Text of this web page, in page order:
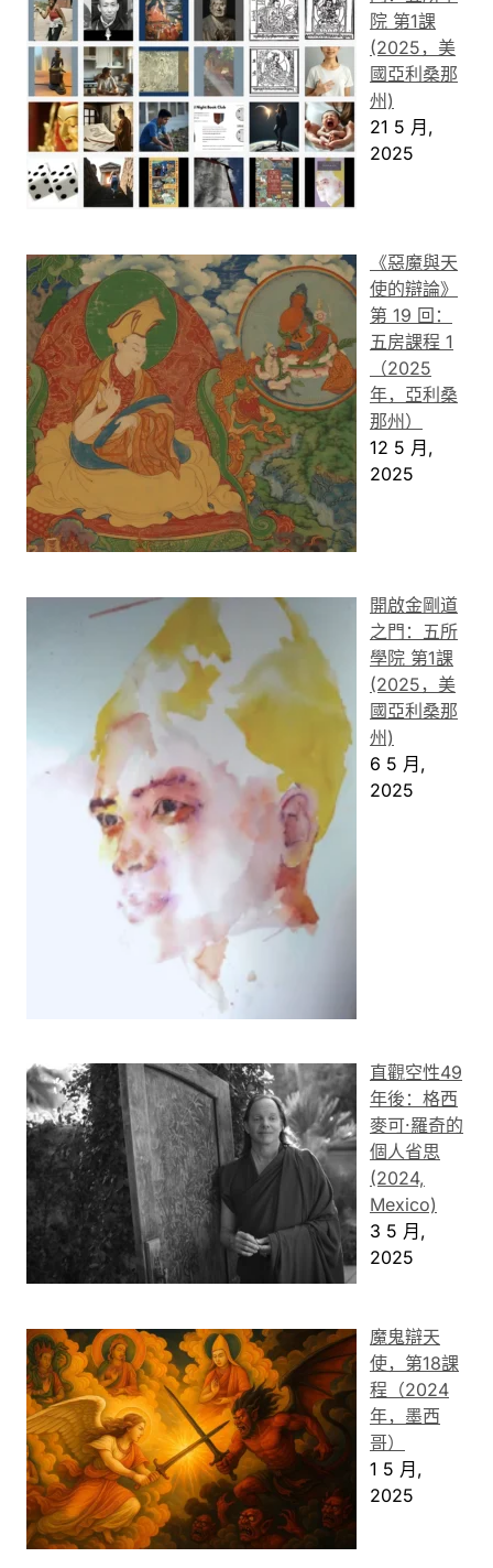
院 第1課
(2025，美
國亞利桑那
州)
21 5 月,
2025
《惡魔與天
使的辯論》
第 19 回：
五房課程 1
（2025
年，亞利桑
那州）
12 5 月,
2025
開啟金剛道
之門：五所
學院 第1課
(2025，美
國亞利桑那
州)
6 5 月,
2025
直觀空性49
年後：格西
麥可·羅奇的
個人省思
(2024,
Mexico)
3 5 月,
2025
魔鬼辯天
使，第18課
程（2024
年，墨西
哥）
1 5 月,
2025